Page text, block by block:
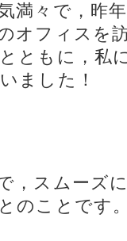
満々で，昨
オフィスを
ともに，私
ました！
，スムーズ
のことです